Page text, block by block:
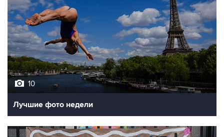
10
Лучшие фото недели